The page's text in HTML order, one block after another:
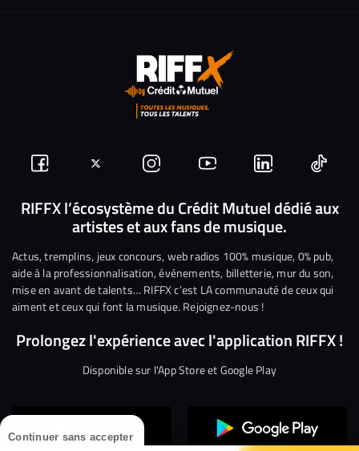
Continuer sans accepter
Suivez-
nous
Facebook
Suivez-
nous
sur
Twitter
Nous
rejoindre
sur
Instagram
Nous
rejoindre
sur
YouTube
Nous
rejoindre
sur
Linkedin
Nous
RIFFX l’écosystème du Crédit Mutuel dédié aux
artistes et aux fans de musique.
Actus, tremplins, jeux concours, web radios 100% musique, 0% pub,
aide à la professionnalisation, événements, billetterie, mur du son,
mise en avant de talents… RIFFX c’est LA communauté de ceux qui
aiment et ceux qui font la musique. Rejoignez-nous !
Prolongez l'expérience avec l'application RIFFX !
Disponible sur l'App Store et Google Play